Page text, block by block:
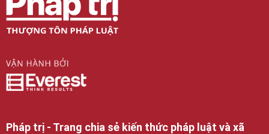
Pháp trị - Trang chia sẻ kiến thức pháp luật và xã